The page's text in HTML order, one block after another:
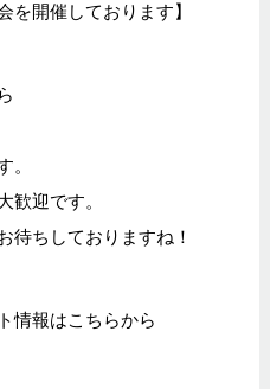
を開催しております】
歓迎です。
待ちしておりますね！
情報はこちらから